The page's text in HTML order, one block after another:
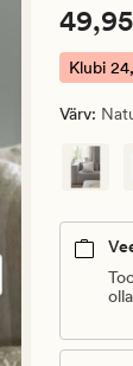
Pris_ee
49,95
€.
24,98
Klubi
Värv: